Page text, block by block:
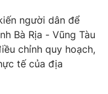
người dân để
Bà Rịa - Vũng Tàu
chỉnh quy hoạch,
tế của địa